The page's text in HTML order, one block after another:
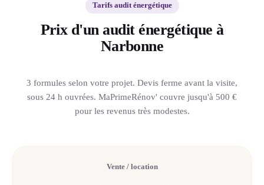
Tarifs audit énergétique
Prix d'un audit énergétique à
Narbonne
3 formules selon votre projet. Devis ferme avant la visite,
sous 24 h ouvrées. MaPrimeRénov' couvre jusqu'à 500 €
pour les revenus très modestes.
Vente / location